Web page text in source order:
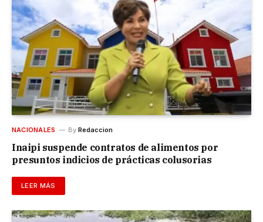
NACIONALES By Redaccion
Inaipi suspende contratos de alimentos por
presuntos indicios de prácticas colusorias
LEER MÁS